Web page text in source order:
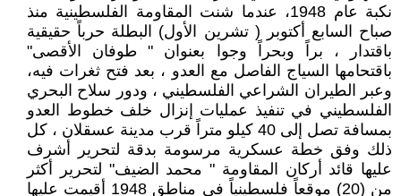
نكبة عام 1948، عندما شنت المقاومة الفلسطينية منذ
صباح السابع أكتوبر ( تشرين الأول) البطلة حرباً حقيقية
باقتدار ، براً وبحراً وجوا بعنوان " طوفان الأقصى"
باقتحامها السياج الفاصل مع العدو ، بعد فتح ثغرات فيه،
وعبر الطيران الشراعي الفلسطيني ، ودور سلاح البحري
الفلسطيني في تنفيذ عمليات إنزال خلف خطوط العدو
بمسافة تصل إلى 40 كيلو متراً قرب مدينة عسقلان ، كل
ذلك وفق خطة عسكرية مرسومة بدقة لتحرير أشرف
عليها قائد أركان المقاومة " محمد الضيف" لتحرير أكثر
من (20) موقعاً فلسطينياً في مناطق 1948 أقيمت عليها